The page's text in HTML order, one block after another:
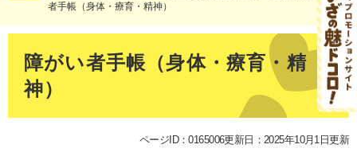
者手帳（身体・療育・精神）
障がい者手帳（身体・療育・精
神）
ページID：0165006更新日：2025年10月1日更新